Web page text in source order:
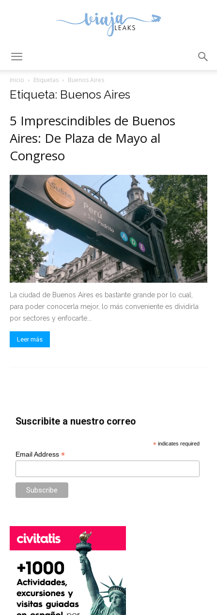
Inicio Etiquetas Buenos Aires
Etiqueta: Buenos Aires
5 Imprescindibles de Buenos
Aires: De Plaza de Mayo al
Congreso
La ciudad de Buenos Aires es bastante grande por lo cual,
para poder conocerla mejor, lo más conveniente es dividirla
por sectores y enfocarte...
Leer más
Suscribite a nuestro correo
* indicates required
Email Address*